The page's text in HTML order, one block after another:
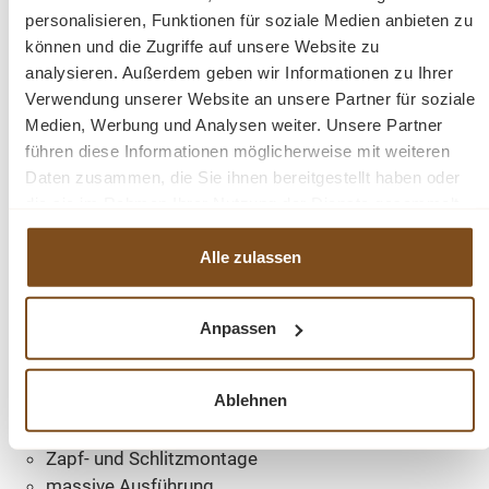
personalisieren, Funktionen für soziale Medien anbieten zu
können und die Zugriffe auf unsere Website zu
analysieren. Außerdem geben wir Informationen zu Ihrer
Verwendung unserer Website an unsere Partner für soziale
Medien, Werbung und Analysen weiter. Unsere Partner
führen diese Informationen möglicherweise mit weiteren
Daten zusammen, die Sie ihnen bereitgestellt haben oder
haben.
Alle zulassen
Anpassen
Ablehnen
Gartenmöbel aus Teakholz. Unsere Teak Möbel passen
zu jedem Garten-Stil. Die Kollektionen von unseren
Gartenmöbeln sind sehr umfangreich. Tische und Bänke
sind in vielen Maßen erhältlich. Teakholz ist ein dichtes
Hartholz mit einem hohen, natürlichen Ölanteil, ist daher
Abmessungen(H/B/T): 103/49/47 cm
Höhe Armlehne ist 70 cm
Premium Teak Qualität 1A
Wetterfest
Zapf- und Schlitzmontage